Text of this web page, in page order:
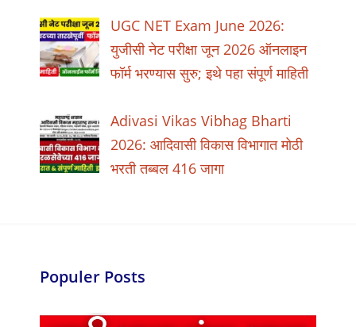
UGC NET Exam June 2026:
युजीसी नेट परीक्षा जून 2026 ऑनलाइन
फॉर्म भरण्यास सुरु; इथे पहा संपूर्ण माहिती
Adivasi Vikas Vibhag Bharti
2026: आदिवासी विकास विभागात मोठी
भरती तब्बल 416 जागा
Populer Posts